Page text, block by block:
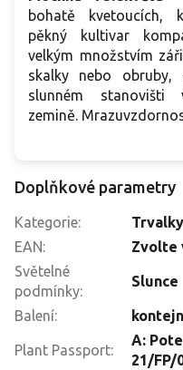
bohatě kvetoucích,
pěkný kultivar
velkým množstvím
skalky nebo
slunném stanovišti
zemině.
Doplňkové parametry
Kategorie:
EAN:
Zvolte
Světelné
podmínky:
Slunce
Balení:
Plant Passport:
A:
21/FP/